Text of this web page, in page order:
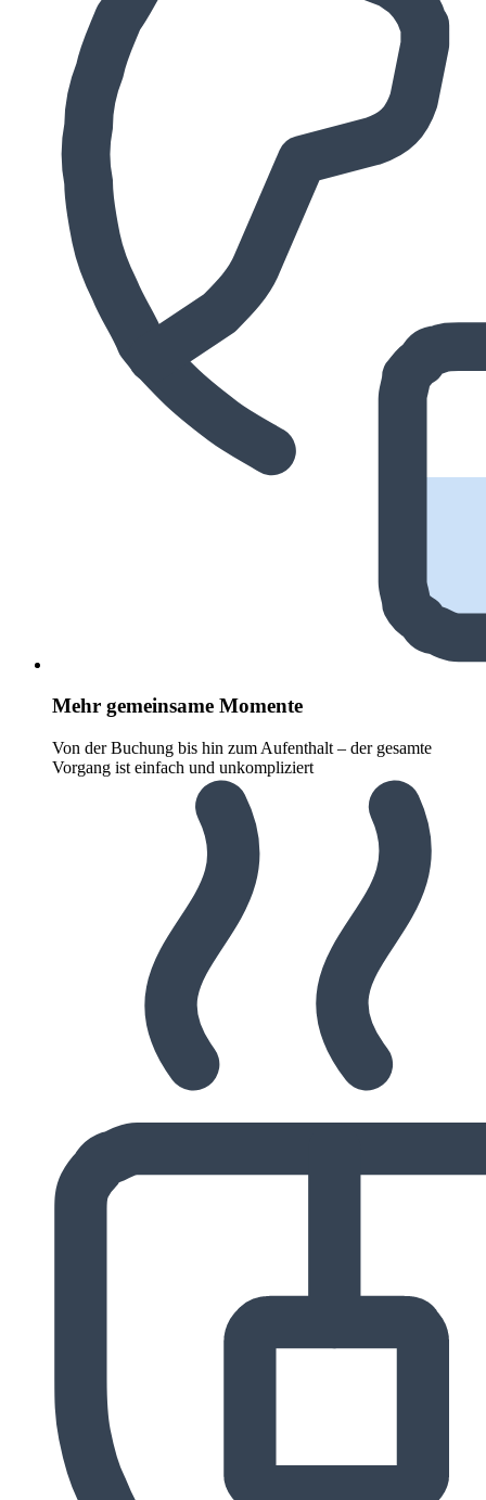
Mehr gemeinsame Momente
Von der Buchung bis hin zum Aufenthalt – der gesamte
Vorgang ist einfach und unkompliziert